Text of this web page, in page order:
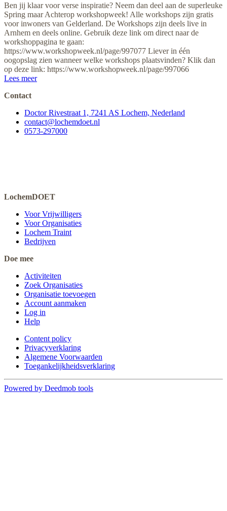
Ben jij klaar voor verse inspiratie? Neem dan deel aan de superleuke
Spring maar Achterop workshopweek! Alle workshops zijn gratis
voor inwoners van Gelderland. De Workshops zijn deels live in
Arnhem en deels online. Gebruik deze link om direct naar de
workshoppagina te gaan:
https://www.workshopweek.nl/page/997077 Liever in één
oogopslag zien wanneer welke workshops plaatsvinden? Klik dan
op deze link: https://www.workshopweek.nl/page/997066
Lees meer
Contact
Doctor Rivestraat 1, 7241 AS Lochem, Nederland
contact@lochemdoet.nl
0573-297000
LochemDOET
Voor Vrijwilligers
Voor Organisaties
Lochem Traint
Bedrijven
Doe mee
Activiteiten
Zoek Organisaties
Organisatie toevoegen
Account aanmaken
Log in
Help
Content policy
Privacyverklaring
Algemene Voorwaarden
Toegankelijkheidsverklaring
Powered by Deedmob tools